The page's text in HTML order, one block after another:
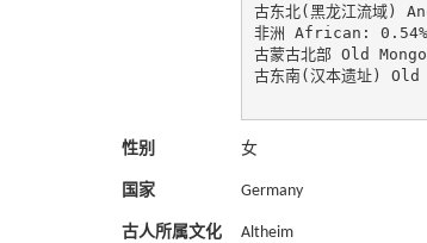
古东北(黑龙江流域)
非洲 African: 0.54%
古蒙古北部 Old
古东南(汉本遗址)
性别 女
国家 Germany
古人所属文化 Altheim